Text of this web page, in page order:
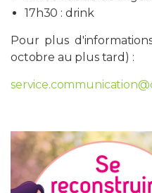
17h30 : drink
Pour plus
octobre au plus tard) :